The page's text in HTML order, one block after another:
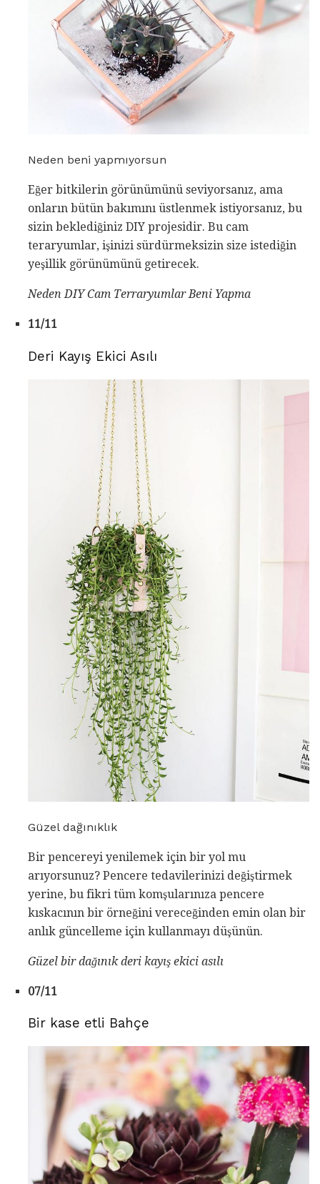
Neden beni yapmıyorsun
Eğer bitkilerin görünümünü seviyorsanız, ama
onların bütün bakımını üstlenmek istiyorsanız, bu
sizin beklediğiniz DIY projesidir. Bu cam
teraryumlar, işinizi sürdürmeksizin size istediğin
yeşillik görünümünü getirecek.
Neden DIY Cam Terraryumlar Beni Yapma
11/11
Deri Kayış Ekici Asılı
Güzel dağınıklık
Bir pencereyi yenilemek için bir yol mu
arıyorsunuz? Pencere tedavilerinizi değiştirmek
yerine, bu fikri tüm komşularınıza pencere
kıskacının bir örneğini vereceğinden emin olan bir
anlık güncelleme için kullanmayı düşünün.
Güzel bir dağınık deri kayış ekici asılı
07/11
Bir kase etli Bahçe